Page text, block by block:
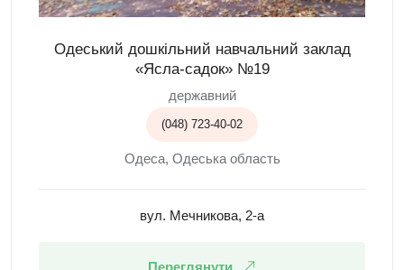
Одеський дошкільний навчальний заклад
«Ясла-садок» №19
державний
(048) 723-40-02
Одеса, Одеська область
вул. Мечникова, 2-а
Переглянути